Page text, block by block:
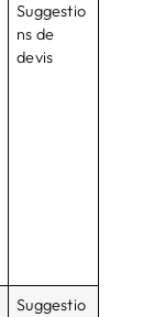
Suggestio
ns de
devis
Suggestio